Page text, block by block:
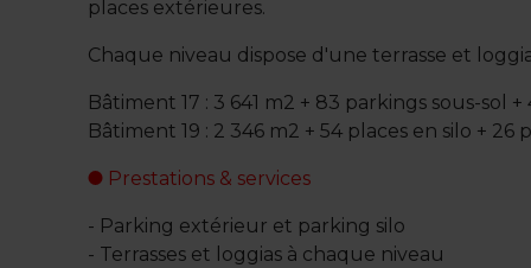
places extérieures.
Chaque niveau dispose d'une terrasse et
Bâtiment 17 : 3 641 m2 + 83 parkings sous-sol
Bâtiment 19 : 2 346 m2 + 54 places en silo + 26
Prestations & services
- Parking extérieur et parking silo
- Terrasses et loggias à chaque niveau